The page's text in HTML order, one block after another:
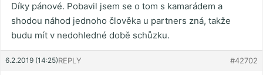
Díky pánové. Pobavil jsem se o tom s kamarádem a
shodou náhod jednoho člověka u partners zná, takže
budu mít v nedohledné době schůzku.
6.2.2019 (14:25) #42702
REPLY